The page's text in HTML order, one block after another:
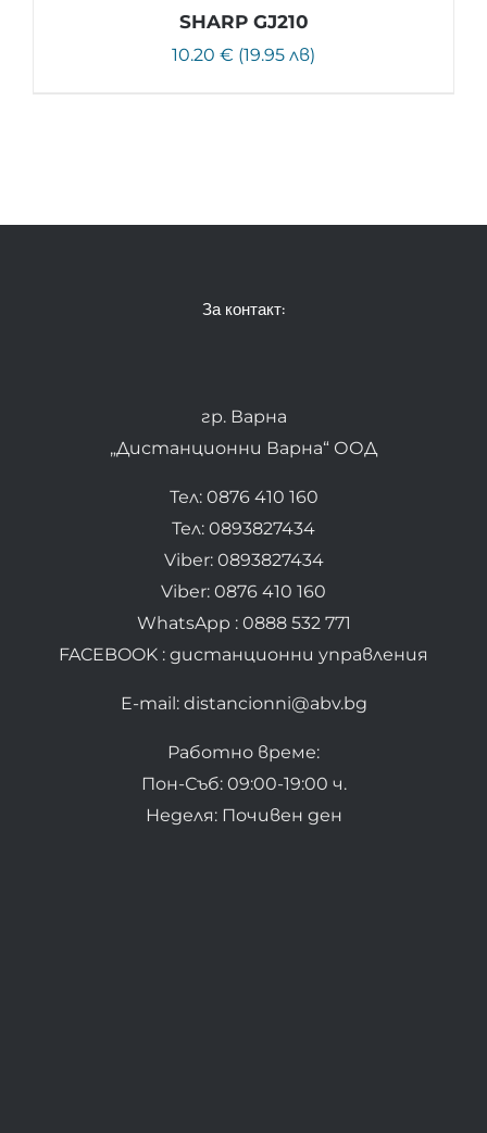
SHARP GJ210
10.20 € (19.95 лв)
За контакт:
гр. Варна
„Дистанционни Варна“ ООД
Тел: 0876 410 160
Тел: 0893827434
Viber: 0893827434
Viber: 0876 410 160
WhatsApp : 0888 532 771
FACEBOOK : дистанционни управления
E-mail: distancionni@abv.bg
Работно време:
Пон-Съб: 09:00-19:00 ч.
Неделя: Почивен ден